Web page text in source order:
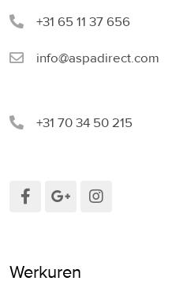
+31 65 11 37 656
info@aspadirect.com
+31 70 34 50 215
Werkuren